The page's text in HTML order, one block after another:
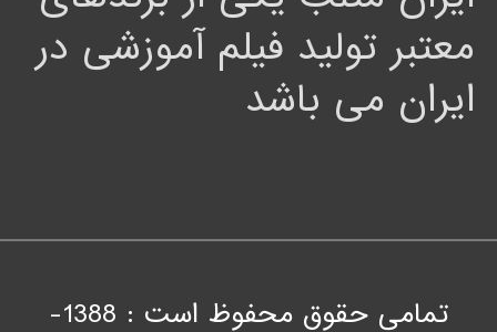
معتبر تولید فیلم آموزشی در
ایران می باشد
تمامی حقوق محفوظ است : 1388-